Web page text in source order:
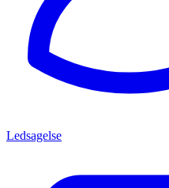
Ledsagelse